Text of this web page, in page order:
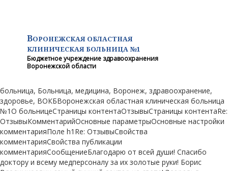
ВОРОНЕЖСКАЯ ОБЛАСТНАЯ
КЛИНИЧЕСКАЯ БОЛЬНИЦА №1
Бюджетное учреждение здравоохранения
Воронежской области
больница, Больница, медицина, Воронеж, здравоохранение,
здоровье, ВОКБВоронежская областная клиническая больница
№1О больницеСтраницы контентаОтзывыСтраницы контентаRe:
ОтзывыКомментарийОсновные параметрыОсновные настройки
комментарияПоле h1Re: ОтзывыСвойства
комментарияСвойства публикации
комментарияСообщениеБлагодарю от всей души! Спасибо
доктору и всему медперсоналу за их золотые руки! Борис